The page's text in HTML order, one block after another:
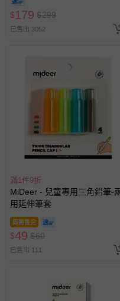
針對滿件折/滿額贈…等
部分商品依據消費者保
豫期範圍：
易於腐敗、保存期
商品、食品等）。
客製化商品（例如
報紙、期刊或雜誌
新費用）。
經消費者拆封之影
等）。
非以有形媒介提供
上服務，經消費者
戲或活動點數等）。
-個人衛生用品（例
墊、寢具類等）。
$179 $299
已售出 3052
滿1件9折
MiDeer - 兒童專用三角鉛筆-
用延伸筆套
即將售完
$49 $60
已售出 111